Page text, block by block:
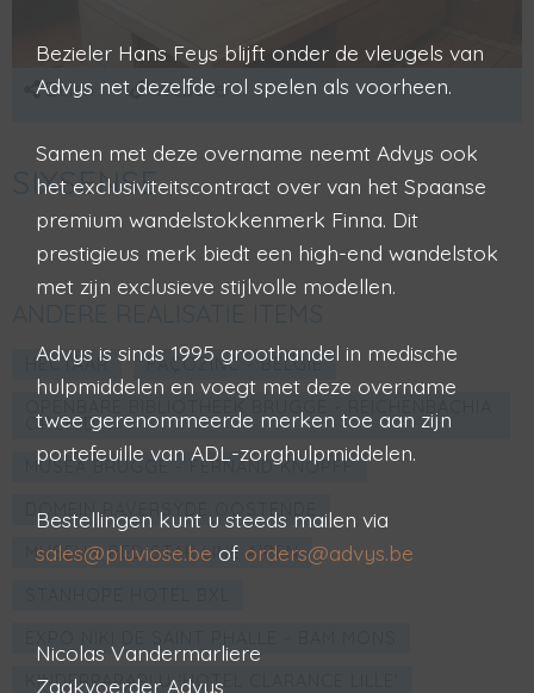
Delen Website
SIXSENSE
HECTAAR
FAÇOZINC - BELGIË
OPENBARE BIBLIOTHEEK BRUGGE - REICHENBACHIA
ORCHID
MUSEA BRUGGE - FERNAND KNOPFF
DOMEIN RAVERSYDE OOSTENDE
MUSEUM RED STAR LINE A'PEN
KINDERPARAPLU ‘HOTEL CLARANCE LILLE’
Bezieler Hans Feys blijft onder de vleugels van
Advys net dezelfde rol spelen als voorheen.
Samen met deze overname neemt Advys ook
het exclusiviteitscontract over van het Spaanse
premium wandelstokkenmerk Finna. Dit
prestigieus merk biedt een high-end wandelstok
met zijn exclusieve stijlvolle modellen.
Advys is sinds 1995 groothandel in medische
hulpmiddelen en voegt met deze overname
twee gerenommeerde merken toe aan zijn
portefeuille van ADL-zorghulpmiddelen.
Bestellingen kunt u steeds mailen via
sales@pluviose.be of orders@advys.be
Nicolas Vandermarliere
Zaakvoerder Advys